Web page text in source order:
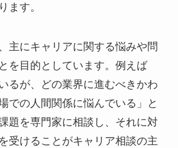
ます。
主にキャリアに関する悩みや問
を目的としています。例えば
るが、どの業界に進むべきかわ
での人間関係に悩んでいる」と
題を専門家に相談し、それに対
受けることがキャリア相談の主